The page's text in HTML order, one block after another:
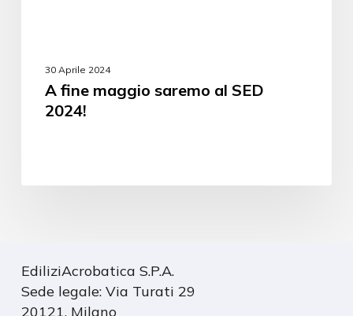
30 Aprile 2024
A fine maggio saremo al SED
2024!
EdiliziAcrobatica S.P.A.
Sede legale: Via Turati 29
20121, Milano